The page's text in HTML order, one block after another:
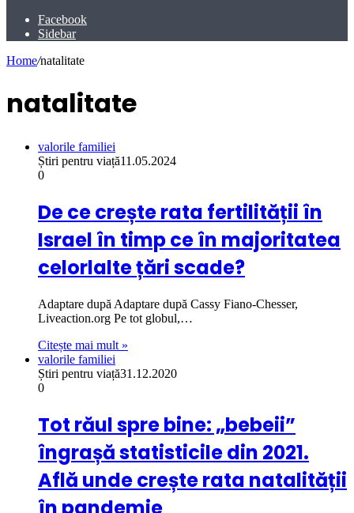
Facebook
Sidebar
Home/natalitate
natalitate
valorile familiei
Știri pentru viață11.05.2024
0
De ce crește rata fertilității în
Israel în timp ce în majoritatea
celorlalte țări scade?
Adaptare după Adaptare după Cassy Fiano-Chesser,
Liveaction.org Pe tot globul,…
Citește mai mult »
valorile familiei
Știri pentru viață31.12.2020
0
Tot răul spre bine: „bebeii”
îngrașă statisticile din 2021.
Află unde crește rata natalității
în pandemie